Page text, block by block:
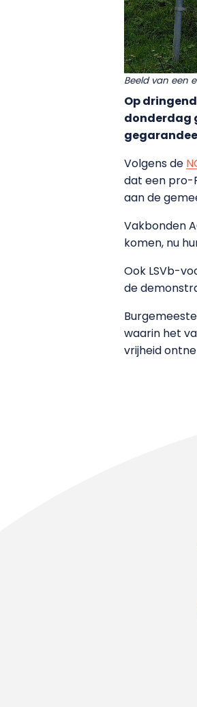
Beeld van een
Op
donderdag
Volgens de
dat een pro-
aan de
Vakbonden
komen, nu
Ook LSVb-
de
waarin het
vrijheid